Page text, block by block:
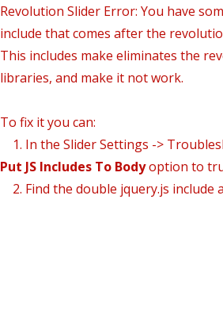
Revolution Slider Error: You have
include that comes after the
This includes make eliminates the
libraries, and make it not work.
To fix it you can:
1. In the Slider Settings ->
Put JS Includes To Bodyoption to
2. Find the double jquery.js include